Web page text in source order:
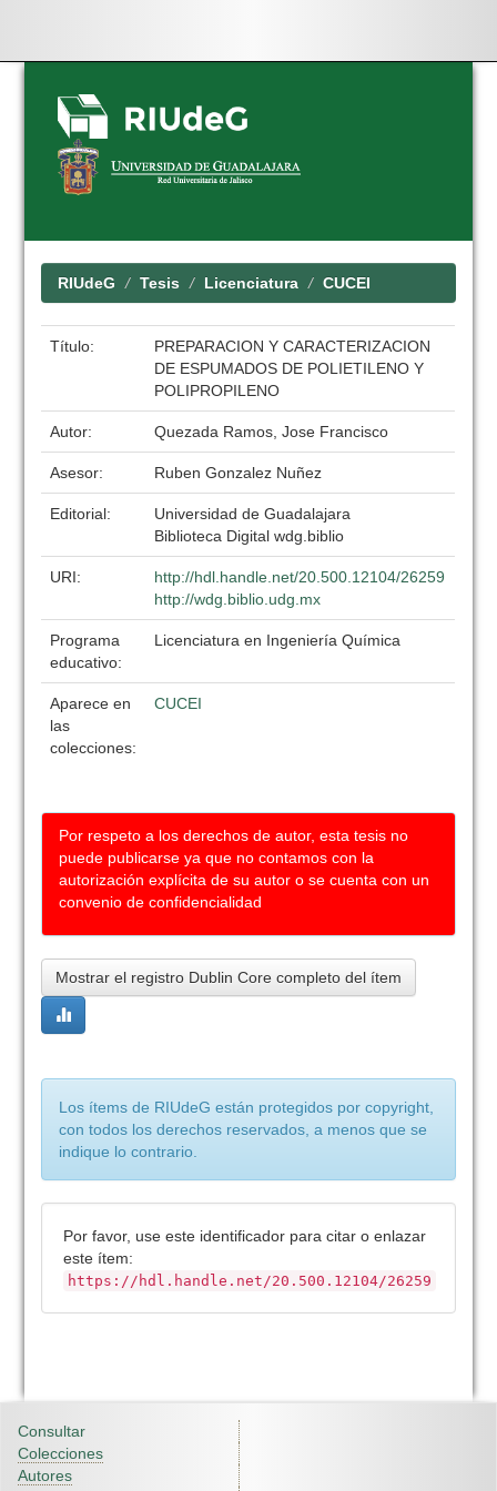
Skip
navigation
RIUdeG Tesis Licenciatura CUCEI
Título:
PREPARACION Y CARACTERIZACION
DE ESPUMADOS DE POLIETILENO Y
POLIPROPILENO
Autor: Quezada Ramos, Jose Francisco
Asesor: Ruben Gonzalez Nuñez
Editorial:
Universidad de Guadalajara
Biblioteca Digital wdg.biblio
URI:
http://hdl.handle.net/20.500.12104/26259
http://wdg.biblio.udg.mx
Programa
educativo:
Licenciatura en Ingeniería Química
Aparece en
las
colecciones:
CUCEI
Por respeto a los derechos de autor, esta tesis no
puede publicarse ya que no contamos con la
autorización explícita de su autor o se cuenta con un
convenio de confidencialidad
Mostrar el registro Dublin Core completo del ítem
Los ítems de RIUdeG están protegidos por copyright,
con todos los derechos reservados, a menos que se
indique lo contrario.
Por favor, use este identificador para citar o enlazar
este ítem:
https://hdl.handle.net/20.500.12104/26259
Consultar
Colecciones
Autores